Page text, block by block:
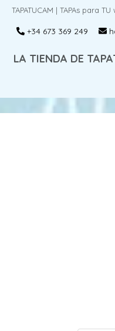
TAPATUCAM | TAPAs para
+34 673 369 249
LA TIENDA DE